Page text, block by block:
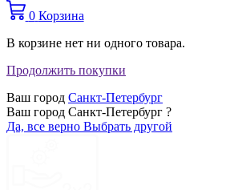
0 Корзина
В корзине нет ни одного товара.
Продолжить покупки
Ваш город Санкт-Петербург
Ваш город Санкт-Петербург ?
Да, все верно Выбрать другой